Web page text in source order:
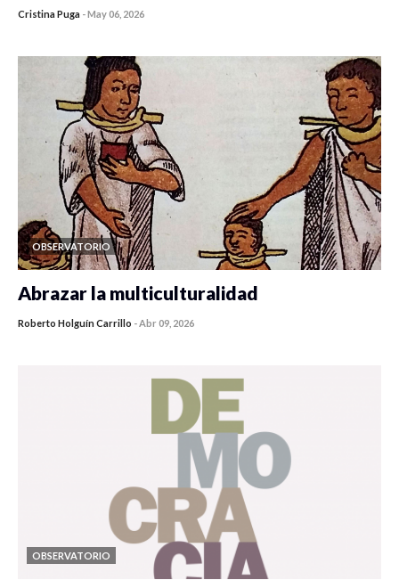
Cristina Puga -May 06, 2026
OBSERVATORIO
Abrazar la multiculturalidad
Roberto Holguín Carrillo -Abr 09, 2026
OBSERVATORIO